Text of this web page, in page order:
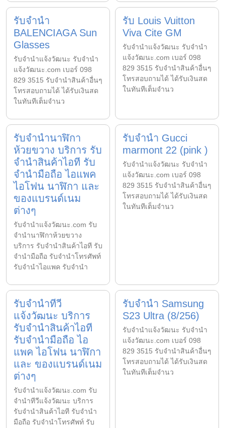
รับจำนำ
BALENCIAGA Sun
Glasses
รับจํานําแจ้งวัฒนะ รับจํานํา
แจ้งวัฒนะ.com เบอร์ 098
829 3515 รับจำนำสินค้าอื่นๆ
โทรสอบถามได้ ได้รับเงินสด
ในทันทีเต็มจำนว
รับ Louis Vuitton
Viva Cite GM
รับจํานําแจ้งวัฒนะ รับจํานํา
แจ้งวัฒนะ.com เบอร์ 098
829 3515 รับจำนำสินค้าอื่นๆ
โทรสอบถามได้ ได้รับเงินสด
ในทันทีเต็มจำนว
รับจำนำนาฬิกา
ห้วยขวาง บริการ รับ
จำนำสินค้าไอที รับ
จำนำมือถือ ไอแพค
ไอโฟน นาฬิกา และ
ของแบรนด์เนม
ต่างๆ
รับจํานําแจ้งวัฒนะ.com รับ
จำนำนาฬิกาห้วยขวาง
บริการ รับจำนำสินค้าไอที รับ
จำนำมือถือ รับจำนำโทรศัพท์
รับจำนำไอแพค รับจำนำ
รับจำนำ Gucci
marmont 22 (pink )
รับจํานําแจ้งวัฒนะ รับจํานํา
แจ้งวัฒนะ.com เบอร์ 098
829 3515 รับจำนำสินค้าอื่นๆ
โทรสอบถามได้ ได้รับเงินสด
ในทันทีเต็มจำนว
รับจำนำทีวี
แจ้งวัฒนะ บริการ
รับจำนำสินค้าไอที
รับจำนำมือถือ ไอ
แพค ไอโฟน นาฬิกา
และ ของแบรนด์เนม
ต่างๆ
รับจํานําแจ้งวัฒนะ.com รับ
จำนำทีวีแจ้งวัฒนะ บริการ
รับจำนำสินค้าไอที รับจำนำ
มือถือ รับจำนำโทรศัพท์ รับ
รับจำนำ Samsung
S23 Ultra (8/256)
รับจํานําแจ้งวัฒนะ รับจํานํา
แจ้งวัฒนะ.com เบอร์ 098
829 3515 รับจำนำสินค้าอื่นๆ
โทรสอบถามได้ ได้รับเงินสด
ในทันทีเต็มจำนว